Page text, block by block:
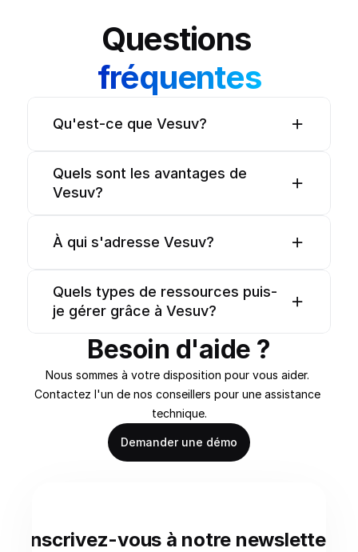
Questions
fréquentes
Qu'est-ce que Vesuv?
Quels sont les avantages de
Vesuv?
À qui s'adresse Vesuv?
Quels types de ressources puis-
je gérer grâce à Vesuv?
Besoin d'aide ?
Nous sommes à votre disposition pour vous aider.
Contactez l'un de nos conseillers pour une assistance
technique.
Demander une démo
Inscrivez-vous à notre newsletter